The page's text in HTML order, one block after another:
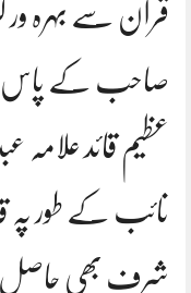
قرآن سے بہرہ ور
صاحب کے پاس
عظیم قائد علامہ
نائب کے طور پہ
شرف بھی حاصل